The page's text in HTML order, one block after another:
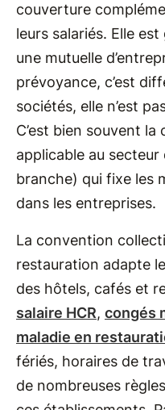
couverture
leurs salariés. Elle
une mutuelle
prévoyance, c’est
sociétés, elle n’est
C’est bien souvent
applicable au
branche) qui fixe les
dans les entreprises.
La convention
restauration adapte
des hôtels, cafés et
salaire HCR, congés
maladie en
fériés, horaires de
de nombreuses